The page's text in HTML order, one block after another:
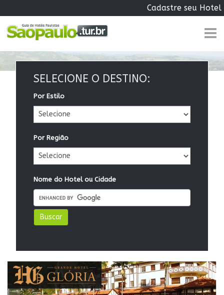
Cadastre seu Hotel
SELECIONE O DESTINO:
Por Estilo
Por Região
Nome do Hotel ou Cidade